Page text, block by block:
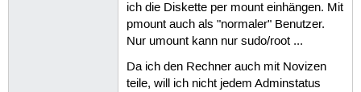
ich die Diskette per mount einhängen. Mit
pmount auch als "normaler" Benutzer.
Nur umount kann nur sudo/root ...
Da ich den Rechner auch mit Novizen
teile, will ich nicht jedem Adminstatus